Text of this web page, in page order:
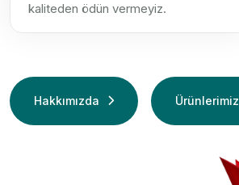
kaliteden ödün vermeyiz.
Hakkımızda Ürünlerimiz